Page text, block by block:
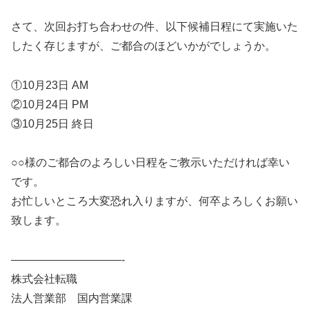
さて、次回お打ち合わせの件、以下候補日程にて実施いた
したく存じますが、ご都合のほどいかがでしょうか。
①10月23日 AM
②10月24日 PM
③10月25日 終日
○○様のご都合のよろしい日程をご教示いただければ幸い
です。
お忙しいところ大変恐れ入りますが、何卒よろしくお願い
致します。
——————————-
株式会社転職
法人営業部 国内営業課